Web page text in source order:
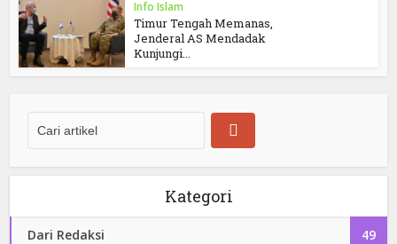
Info Islam
Timur Tengah Memanas,
Jenderal AS Mendadak
Kunjungi...
Kategori
Dari Redaksi 49